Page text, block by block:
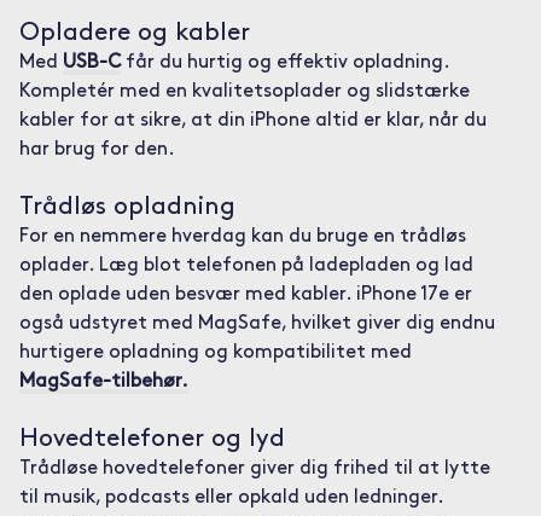
Opladere og kabler
Med USB-Cfår du hurtig og effektiv opladning.
Kompletér med en kvalitetsoplader og slidstærke
kabler for at sikre, at din iPhone altid er klar, når du
har brug for den.
Trådløs opladning
For en nemmere hverdag kan du bruge en trådløs
oplader. Læg blot telefonen på ladepladen og lad
den oplade uden besvær med kabler. iPhone 17e er
også udstyret med MagSafe, hvilket giver dig endnu
hurtigere opladning og kompatibilitet med
MagSafe-tilbehør.
Hovedtelefoner og lyd
Trådløse hovedtelefoner giver dig frihed til at lytte
til musik, podcasts eller opkald uden ledninger.